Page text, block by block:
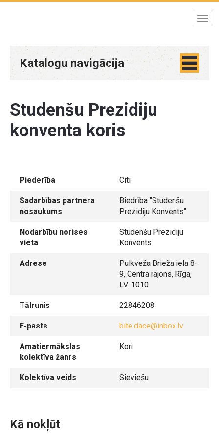
Katalogu navigācija
Studenšu Prezidiju
konventa koris
Piederība Citi
Sadarbības partnera
nosaukums
Biedrība "Studenšu
Prezidiju Konvents"
Nodarbību norises
vieta
Studenšu Prezidiju
Konvents
Adrese
Pulkveža Brieža iela 8-
9, Centra rajons, Rīga,
LV-1010
Tālrunis 22846208
E-pasts bite.dace@inbox.lv
Amatiermākslas
kolektīva žanrs
Kori
Kolektīva veids Sieviešu
Kā nokļūt